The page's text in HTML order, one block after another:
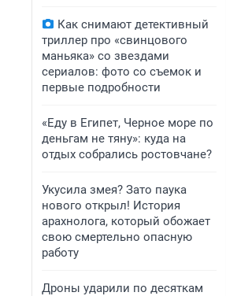
Как снимают детективный
триллер про «свинцового
маньяка» со звездами
сериалов: фото со съемок и
первые подробности
«Еду в Египет, Черное море по
деньгам не тяну»: куда на
отдых собрались ростовчане?
Укусила змея? Зато паука
нового открыл! История
арахнолога, который обожает
свою смертельно опасную
работу
Дроны ударили по десяткам